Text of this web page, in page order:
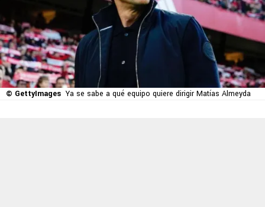
© GettyImages Ya se sabe a qué equipo quiere dirigir Matías Almeyda